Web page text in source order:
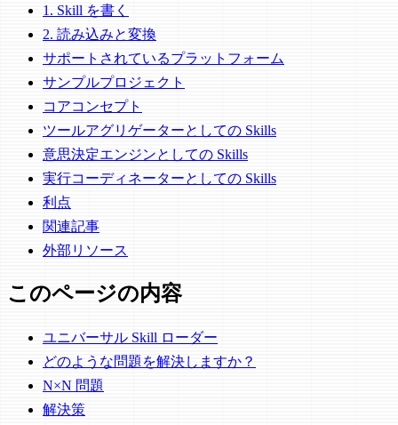
1. Skill を書く
2. 読み込みと変換
サポートされているプラットフォーム
サンプルプロジェクト
コアコンセプト
ツールアグリゲーターとしての Skills
意思決定エンジンとしての Skills
実行コーディネーターとしての Skills
利点
関連記事
外部リソース
このページの内容
ユニバーサル Skill ローダー
どのような問題を解決しますか？
N×N 問題
解決策